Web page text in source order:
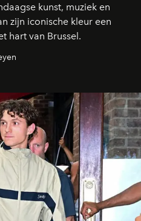
kunst, muziek en
zijn iconische kleur een
hart van Brussel.